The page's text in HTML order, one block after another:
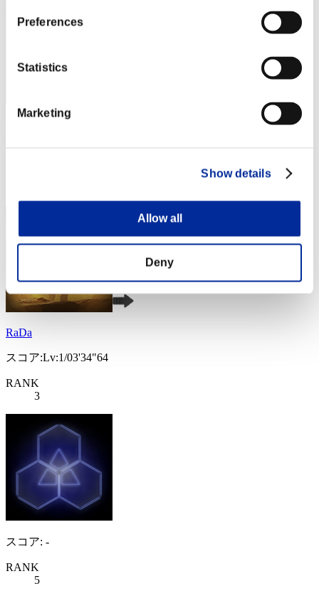
Preferences
Statistics
Marketing
Show details
Allow all
Deny
スコア:Lv:1/03'30"90
RaDa
スコア:Lv:1/03'34"64
RANK
3
スコア: -
RANK
5